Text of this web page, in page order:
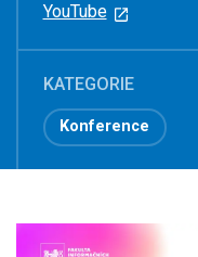
YouTube
KATEGORIE
Konference